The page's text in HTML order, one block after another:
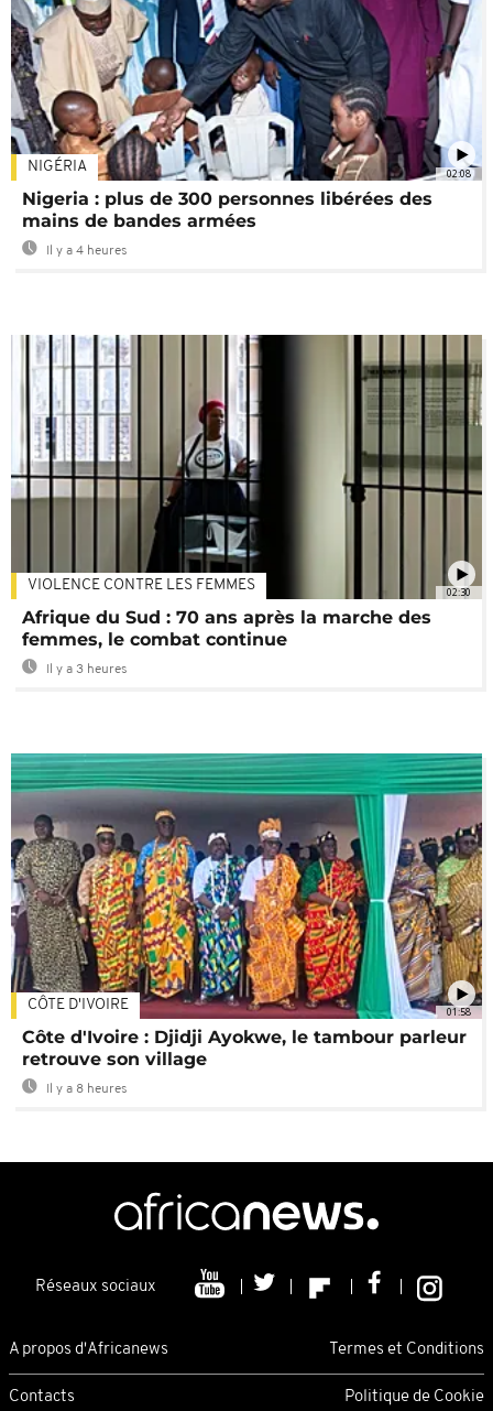
02:08
NIGÉRIA
Nigeria : plus de 300 personnes libérées des
mains de bandes armées
Il y a 4 heures
02:30
VIOLENCE CONTRE LES FEMMES
Afrique du Sud : 70 ans après la marche des
femmes, le combat continue
Il y a 3 heures
01:58
CÔTE D'IVOIRE
Côte d'Ivoire : Djidji Ayokwe, le tambour parleur
retrouve son village
Il y a 8 heures
Réseaux sociaux
A propos d'Africanews Termes et Conditions
Contacts Politique de Cookie